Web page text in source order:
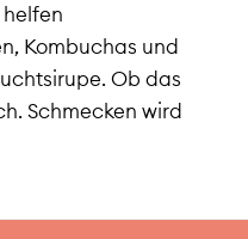
Kombuchas und
Ob das
Schmecken wird